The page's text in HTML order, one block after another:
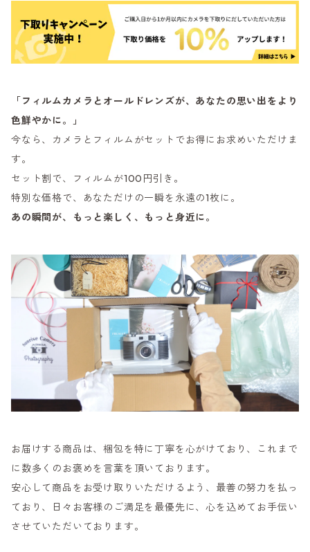
「フィルムカメラとオールドレンズが、あなたの思い出をより
色鮮やかに。」
今なら、カメラとフィルムがセットでお得にお求めいただけま
す。
セット割で、フィルムが100円引き。
特別な価格で、あなただけの一瞬を永遠の1枚に。
あの瞬間が、もっと楽しく、もっと身近に。
お届けする商品は、梱包を特に丁寧を心がけており、これまで
に数多くのお褒めを言葉を頂いております。
安心して商品をお受け取りいただけるよう、最善の努力を払っ
ており、日々お客様のご満足を最優先に、心を込めてお手伝い
させていただいております。